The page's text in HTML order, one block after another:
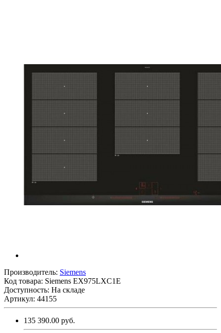
Производитель: Siemens
Код товара: Siemens EX975LXC1E
Доступность: На складе
Артикул: 44155
135 390.00 руб.